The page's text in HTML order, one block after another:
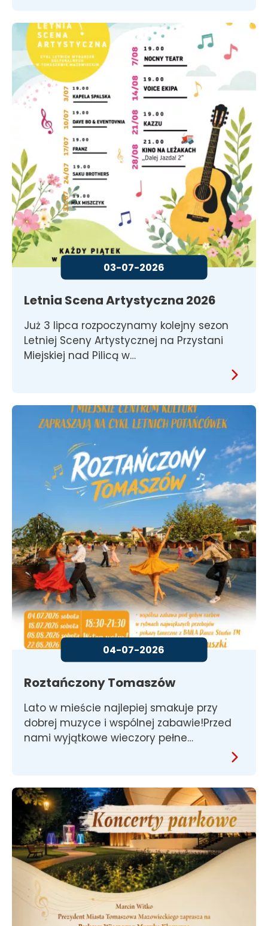
03-07-2026
Letnia Scena Artystyczna 2026
Już 3 lipca rozpoczynamy kolejny sezon
Letniej Sceny Artystycznej na Przystani
Miejskiej nad Pilicą w…
04-07-2026
Roztańczony Tomaszów
Lato w mieście najlepiej smakuje przy
dobrej muzyce i wspólnej zabawie!Przed
nami wyjątkowe wieczory pełne…